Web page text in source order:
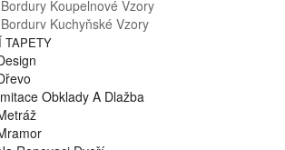
Bordury Koupelnové Vzory
Bordury Kuchyňské Vzory
TAPETY
Obklady A Dlažba